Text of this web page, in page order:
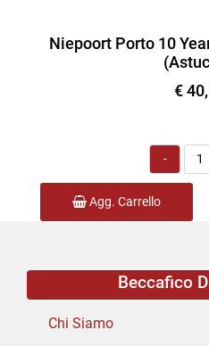
Niepoort Porto 10
€
Agg. Carrello
Beccafico
Chi Siamo